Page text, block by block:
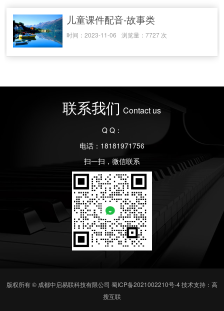
儿童课件配音-故事类
时间：2023-11-06 浏览量：7727 次
联系我们 Contact us
Q Q：
电话：18181971756
扫一扫，微信联系
版权所有 © 成都中启易联科技有限公司 蜀ICP备2021002210号-4技术支持：高
搜互联